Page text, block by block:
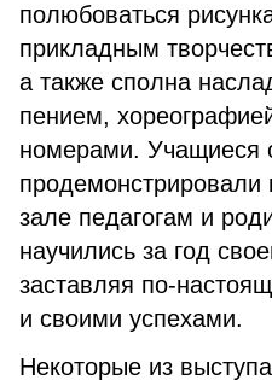
полюбоваться
прикладным
а также сполна
пением,
номерами. Учащиеся
зале педагогам и
научились за год
заставляя по-
и своими успехами.
Некоторые из